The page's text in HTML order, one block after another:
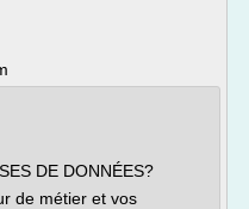
DE DONNÉES?
de métier et vos